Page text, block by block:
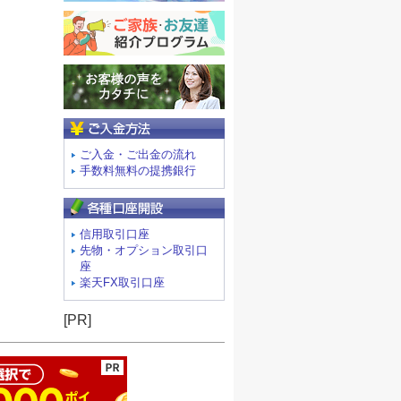
ご入金・ご出金の流れ
手数料無料の提携銀行
信用取引口座
先物・オプション取引口
座
楽天FX取引口座
[PR]